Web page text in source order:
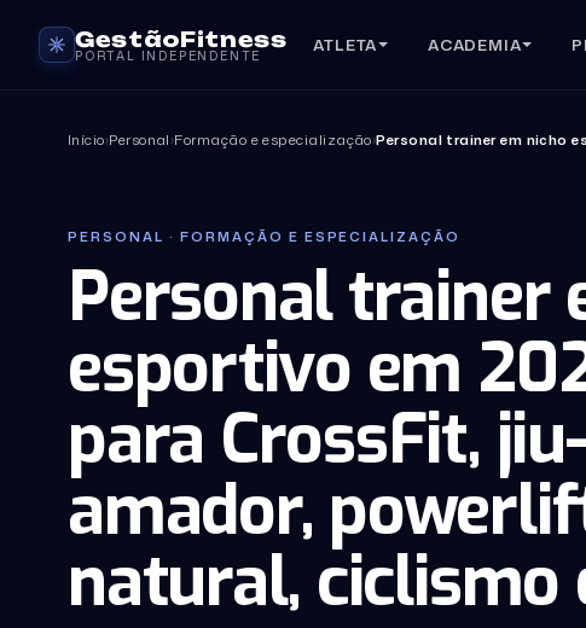
GestãoFitness
PORTAL INDEPENDENTE ATLETA ACADEMIA
Início›Personal›Formação e especialização›Personal trainer em nicho
PERSONAL · FORMAÇÃO E ESPECIALIZAÇÃO
Personal trainer
esportivo em
para CrossFit,
amador,
natural,